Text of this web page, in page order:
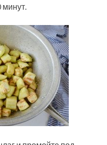
минут.